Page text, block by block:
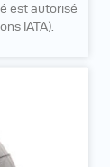
est autorisé
IATA).